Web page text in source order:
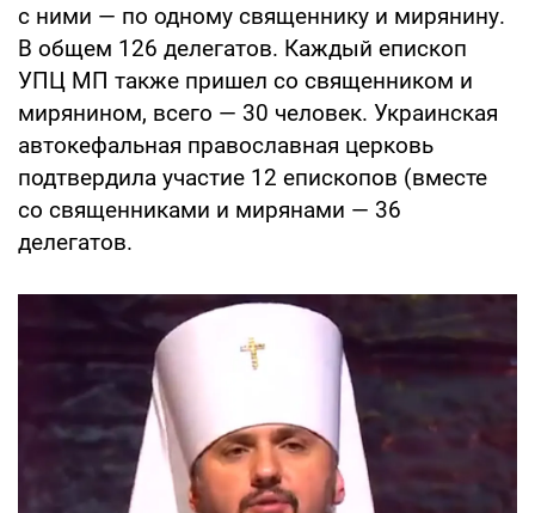
с ними — по одному священнику и мирянину.
В общем 126 делегатов. Каждый епископ
УПЦ МП также пришел со священником и
мирянином, всего — 30 человек. Украинская
автокефальная православная церковь
подтвердила участие 12 епископов (вместе
со священниками и мирянами — 36
делегатов.